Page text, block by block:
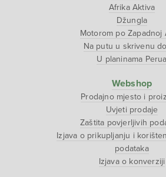
Afrika Aktiva
Džungla
Motorom po Zapadnoj
Na putu u skrivenu
U planinama Perua
Webshop
Prodajno mjesto i
Uvjeti prodaje
Zaštita povjerljivih
Izjava o prikupljanju i
podataka
Izjava o konverziji